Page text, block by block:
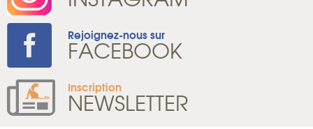
Rejoignez-nous sur
FACEBOOK
Inscription
NEWSLETTER